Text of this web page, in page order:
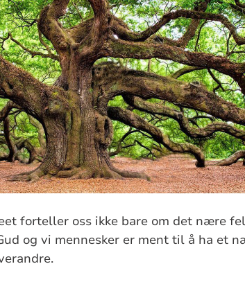
forteller oss ikke bare om det nære
og vi mennesker er ment til å ha et